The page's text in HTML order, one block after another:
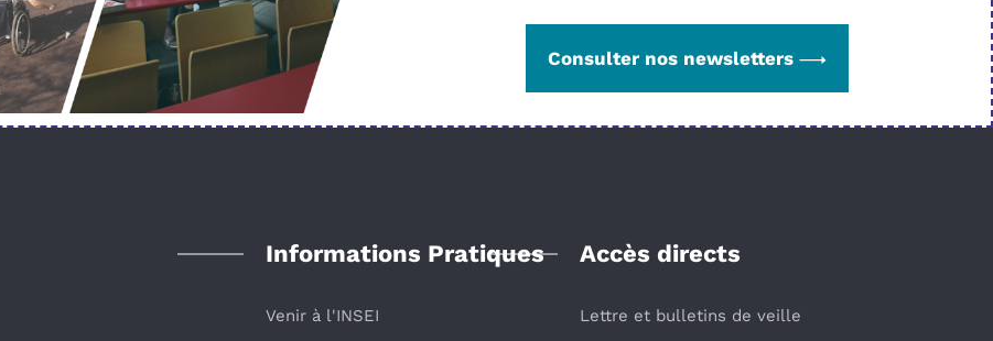
Consulter nos newsletters
Informations Pratiques
Venir à l'INSEI
Accès directs
Lettre et bulletins de veille